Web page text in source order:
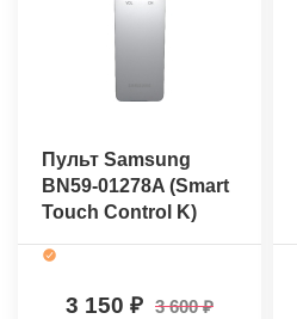
Пульт Samsung
BN59-01278A (Smart
Touch Control K)
3 150 3 600